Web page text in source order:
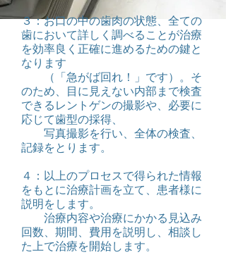
３：お口の中の歯肉の状態、全ての
歯において詳しく調べることが治療
を効率良く正確に進めるための鍵と
なります
（「急がば回れ！」です）。そ
のため、目に見えない内部まで検査
できるレントゲンの撮影や、必要に
応じて歯型の採得、
写真撮影を行い、全体の検査、
記録をとります。
４：以上のプロセスで得られた情報
をもとに治療計画を立て、患者様に
説明をします。
治療内容や治療にかかる見込み
回数、期間、費用を説明し、相談し
た上で治療を開始します。